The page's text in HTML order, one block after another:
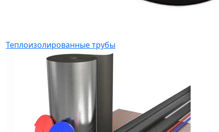
Теплоизолированные трубы